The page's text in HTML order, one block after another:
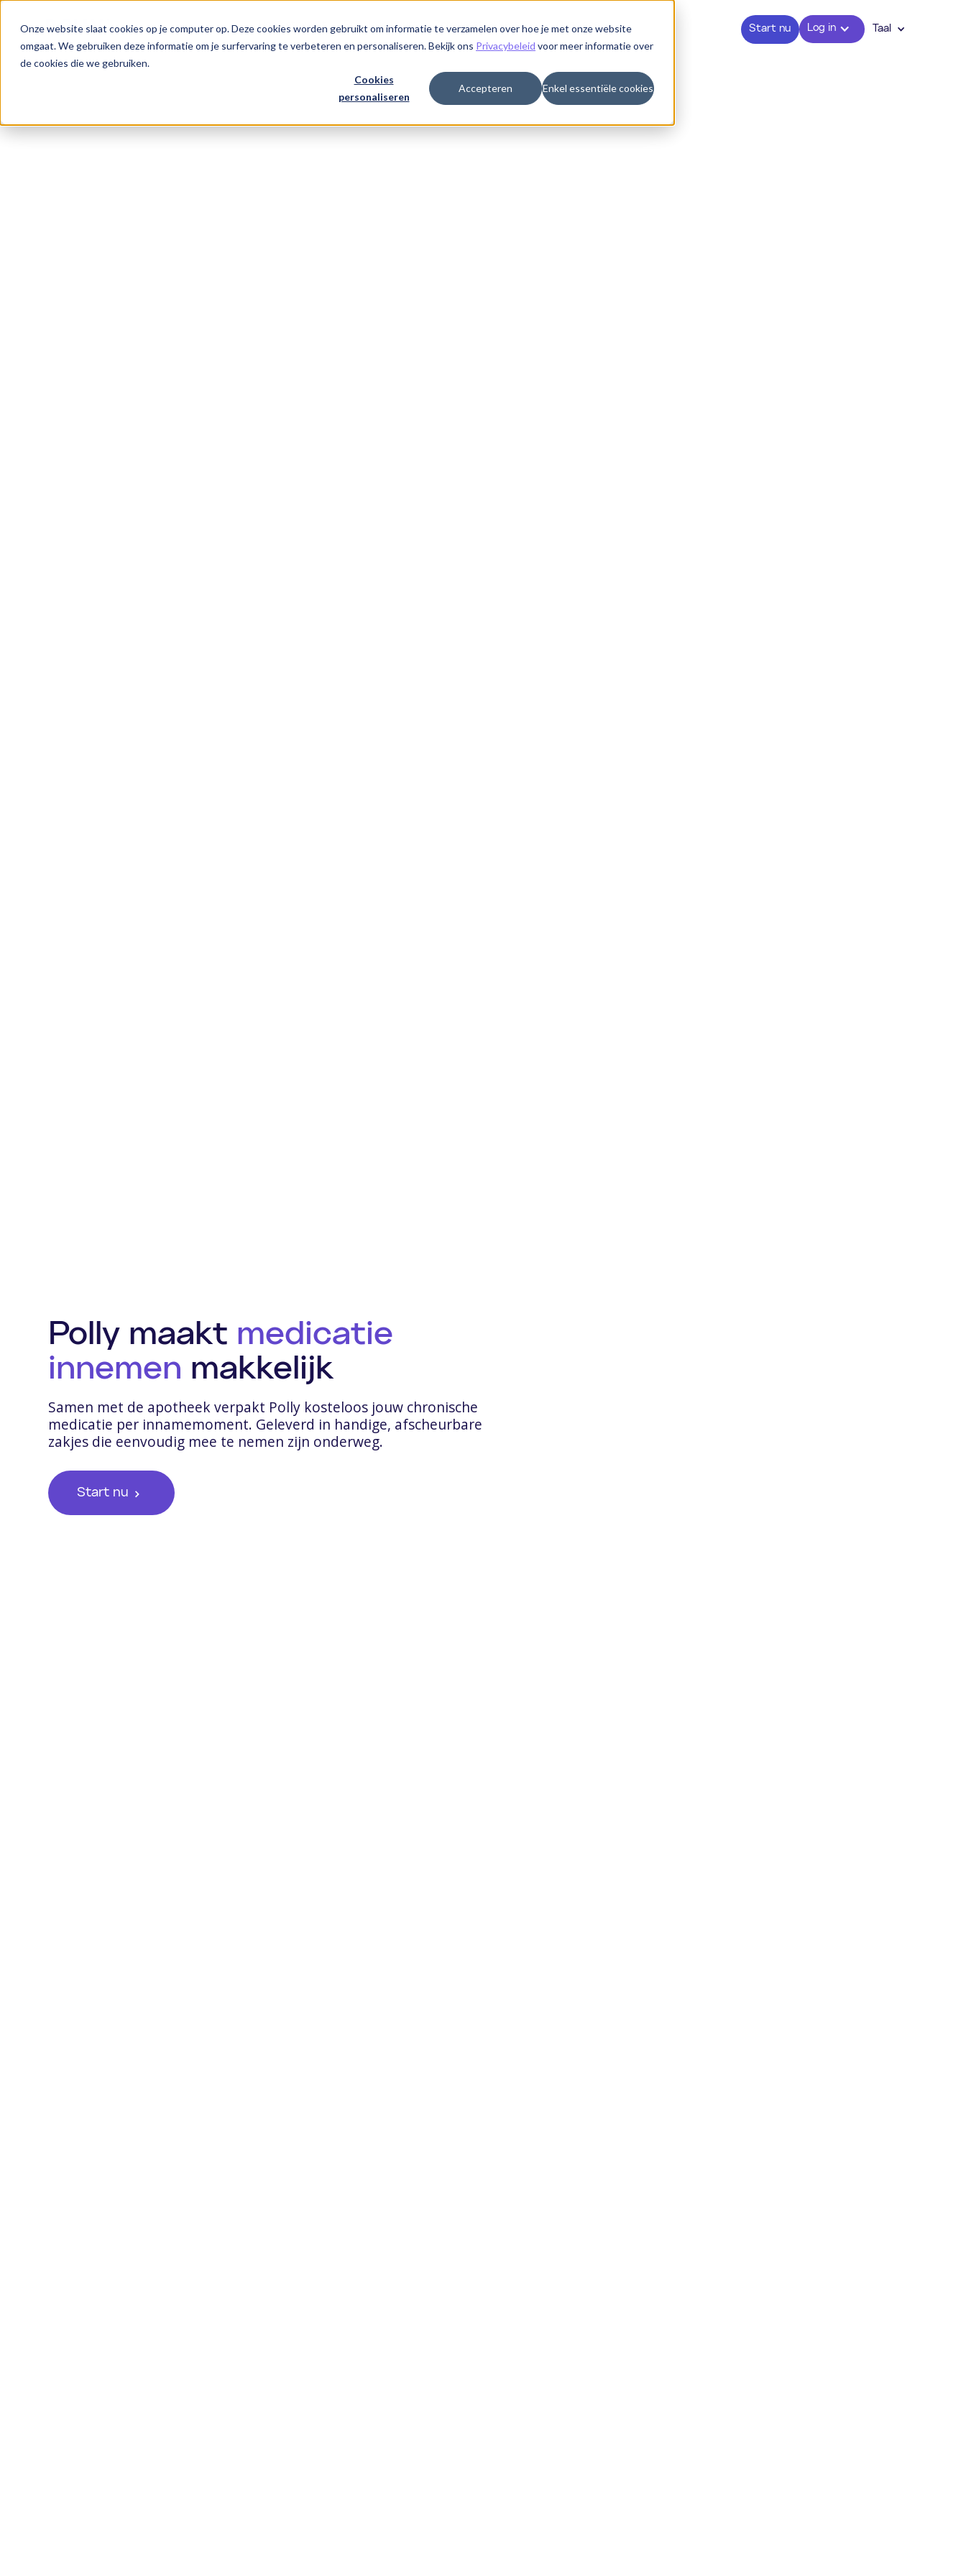
Onze website slaat cookies op je computer op. Deze cookies worden gebruikt om informatie te verzamelen over hoe je met onze website
omgaat. We gebruiken deze informatie om je surfervaring te verbeteren en personaliseren. Bekijk ons Privacybeleid voor meer informatie over
de cookies die we gebruiken.
Cookies
personaliseren
Accepteren Enkel essentiële cookies
Hoe het werkt Polly in je buurt Zorgverstrekkers Over ons Start nu Log in Taal
Polly maakt medicatie
innemen makkelijk
Samen met de apotheek verpakt Polly kosteloos jouw chronische
medicatie per innamemoment. Geleverd in handige, afscheurbare
zakjes die eenvoudig mee te nemen zijn onderweg.
Start nu